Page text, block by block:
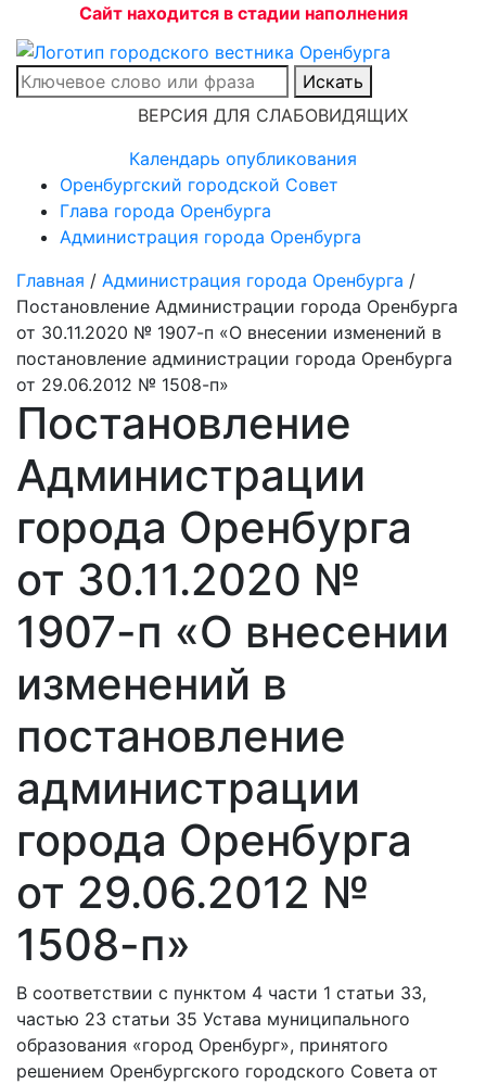
Сайт находится в стадии наполнения
Искать
ВЕРСИЯ ДЛЯ СЛАБОВИДЯЩИХ
Календарь опубликования
Оренбургский городской Совет
Глава города Оренбурга
Администрация города Оренбурга
Главная / Администрация города Оренбурга /
Постановление Администрации города Оренбурга
от 30.11.2020 № 1907-п «О внесении изменений в
постановление администрации города Оренбурга
от 29.06.2012 № 1508-п»
Постановление
Администрации
города Оренбурга
от 30.11.2020 №
1907-п «О внесении
изменений в
постановление
администрации
города Оренбурга
от 29.06.2012 №
1508-п»
В соответствии с пунктом 4 части 1 статьи 33,
частью 23 статьи 35 Устава муниципального
образования «город Оренбург», принятого
решением Оренбургского городского Совета от